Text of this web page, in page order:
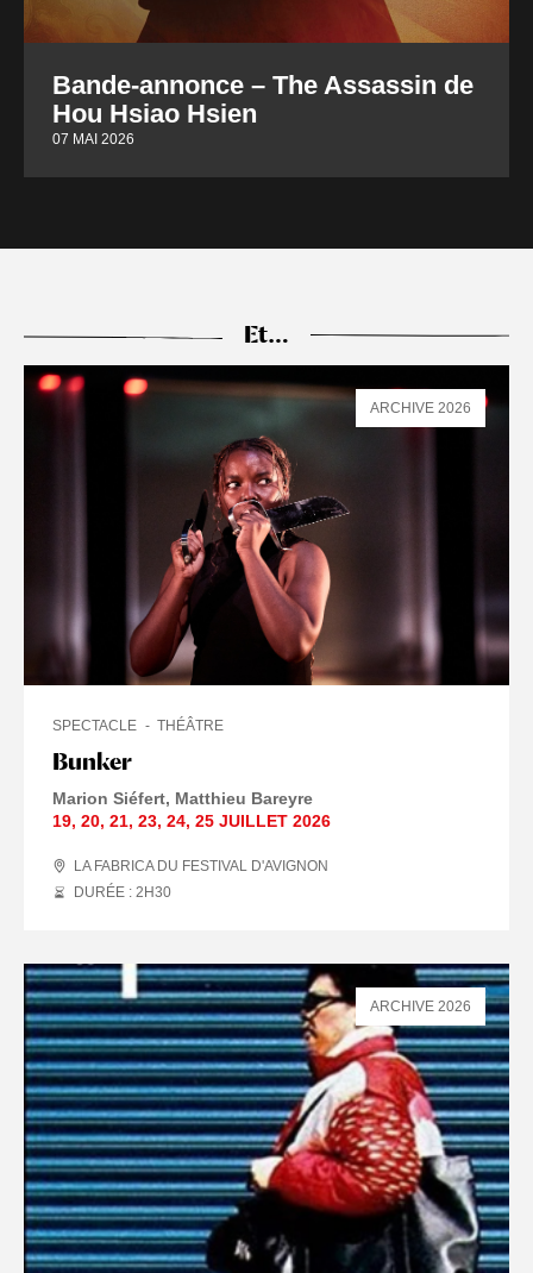
Bande-annonce – The Assassin de
Hou Hsiao Hsien
07 MAI 2026
Et…
Bunker
SPECTACLE THÉÂTRE
Marion Siéfert Matthieu Bareyre
19, 20, 21, 23, 24, 25 JUILLET 2026
LA FABRICA DU FESTIVAL D'AVIGNON
DURÉE : 2 H30
ARCHIVE 2026
ARCHIVE 2026